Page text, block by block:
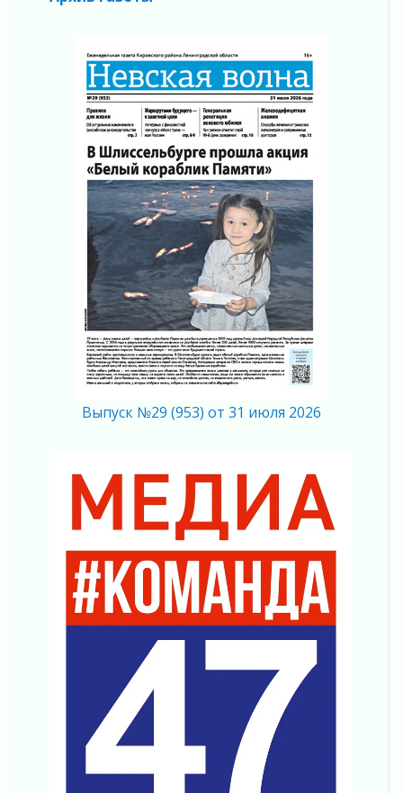
Лето катится с горки
В Ленобласти открылась экспозиция к 150-
летию Билибина
01 августа 2026
Лето без гаджетов
01 августа 2026
Болезнь девственниц и вампиров
01 августа 2026
Безмолвный крик о помощи
01 августа 2026
В музей всей семьёй
01 августа 2026
Без заявлений и очередей
01 августа 2026
Не женское это дело...уверены?
01 августа 2026
Все силы в кулак
Айда на пляж!
01 августа 2026
Пик топливного кризиса в регионе прошёл
31 июля 2026
О мужестве, долге и стойкости
31 июля 2026
Ленинградцы — бойцам «Барс-Ленинградец»
31 июля 2026
Маршрутами будущего — к заветной цели
«Корвет» на страже
Правила для жизни
31 июля 2026
31 июля 2026
Выпуск №29 (953) от 31 июля 2026